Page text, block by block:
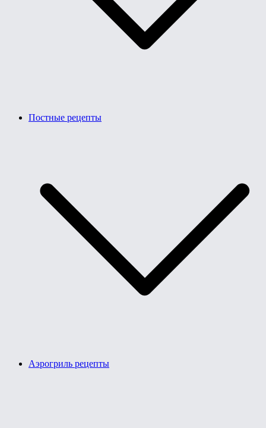
Постные рецепты
Аэрогриль рецепты